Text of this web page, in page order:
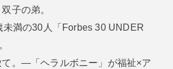
子の弟。
未満の30人「Forbes 30 UNDER
。―「ヘラルボニー」が福祉×ア